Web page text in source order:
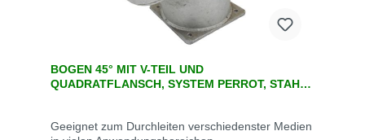
BOGEN 45° MIT V-TEIL UND
QUADRATFLANSCH, SYSTEM PERROT, STAHL
Geeignet zum Durchleiten verschiedenster Medien